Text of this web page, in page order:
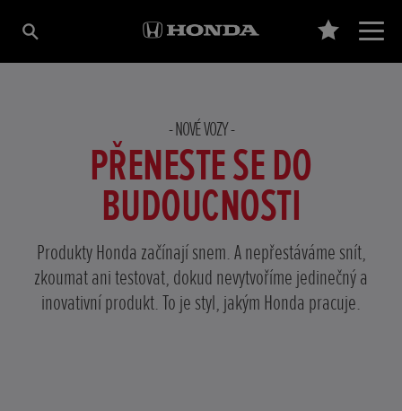
NOVÉ VOZY
PŘENESTE SE DO
BUDOUCNOSTI
Produkty Honda začínají snem. A nepřestáváme snít,
zkoumat ani testovat, dokud nevytvoříme jedinečný a
inovativní produkt. To je styl, jakým Honda pracuje.